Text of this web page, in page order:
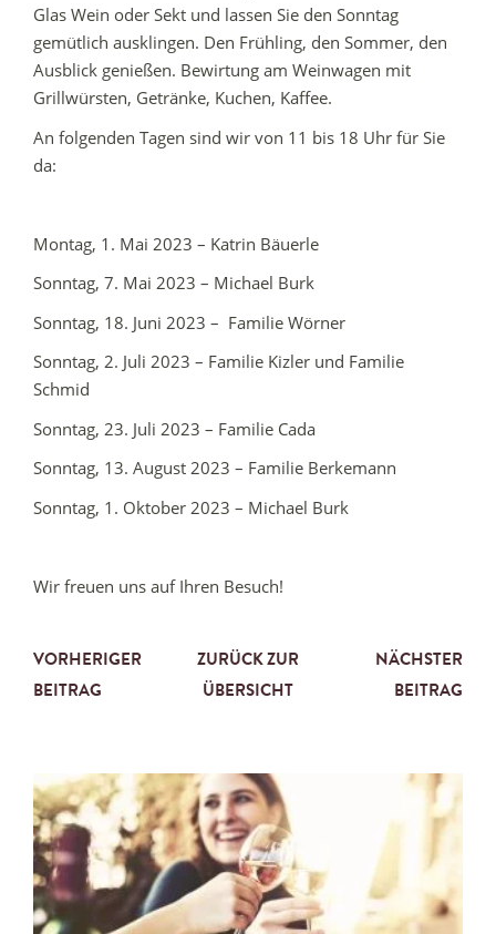
Glas Wein oder Sekt und lassen Sie den Sonntag
gemütlich ausklingen. Den Frühling, den Sommer, den
Ausblick genießen. Bewirtung am Weinwagen mit
Grillwürsten, Getränke, Kuchen, Kaffee.
An folgenden Tagen sind wir von 11 bis 18 Uhr für Sie
da:
Montag, 1. Mai 2023 – Katrin Bäuerle
Sonntag, 7. Mai 2023 – Michael Burk
Sonntag, 18. Juni 2023 – Familie Wörner
Sonntag, 2. Juli 2023 – Familie Kizler und Familie
Schmid
Sonntag, 23. Juli 2023 – Familie Cada
Sonntag, 13. August 2023 – Familie Berkemann
Sonntag, 1. Oktober 2023 – Michael Burk
Wir freuen uns auf Ihren Besuch!
VORHERIGER
BEITRAG
ZURÜCK ZUR
ÜBERSICHT
NÄCHSTER
BEITRAG